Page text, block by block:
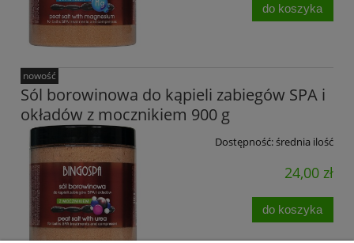
do koszyka
Sól borowinowa do kąpieli zabiegów SPA i
okładów z mocznikiem 900 g
Dostępność:średnia ilość
24,00 zł
do koszyka
nowość